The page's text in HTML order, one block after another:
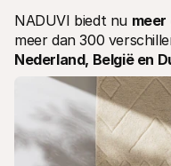
NADUVI biedt nu
meer dan 300
Nederland, België en